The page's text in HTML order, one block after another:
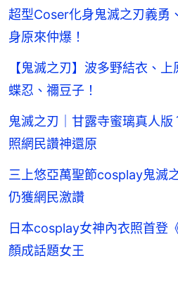
超型Coser化身鬼滅之刃義
身原來仲爆！
【鬼滅之刃】波多野結衣、
蝶忍、禰豆子！
鬼滅之刃｜甘露寺蜜璃真人
照網民讚神還原
三上悠亞萬聖節cosplay鬼
仍獲網民激讚
日本cosplay女神內衣照首
顏成話題女王